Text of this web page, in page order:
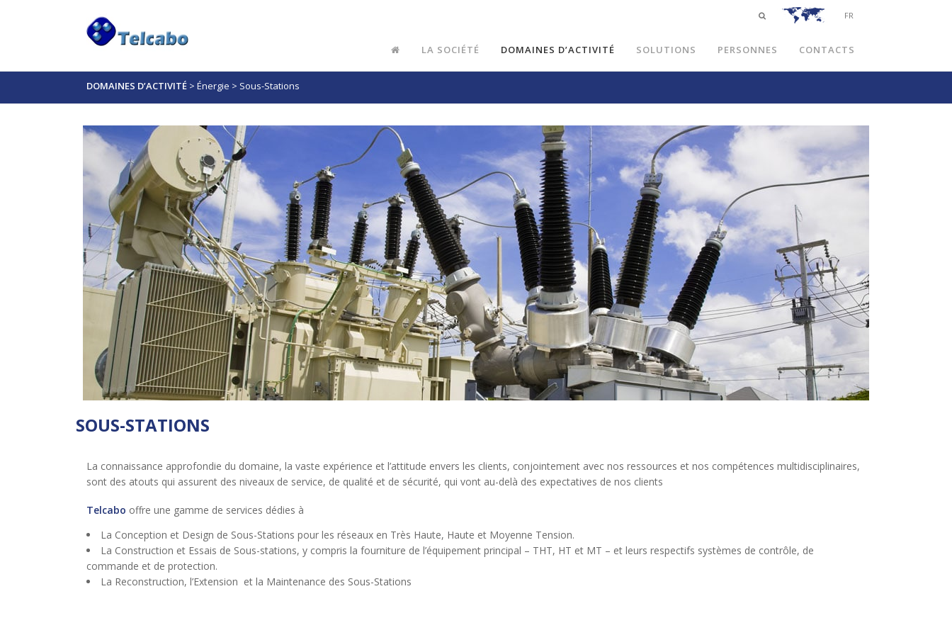
FR
LA SOCIÉTÉ DOMAINES D’ACTIVITÉ SOLUTIONS PERSONNES CONTACTS
DOMAINES D’ACTIVITÉ > Énergie > Sous-Stations
SOUS-STATIONS
La connaissance approfondie du domaine, la vaste expérience et l’attitude envers les clients, conjointement avec nos ressources et nos compétences multidisciplinaires,
sont des atouts qui assurent des niveaux de service, de qualité et de sécurité, qui vont au-delà des expectatives de nos clients
Telcabo offre une gamme de services dédies à
La Conception et Design de Sous-Stations pour les réseaux en Très Haute, Haute et Moyenne Tension.
La Construction et Essais de Sous-stations, y compris la fourniture de l’équipement principal – THT, HT et MT – et leurs respectifs systèmes de contrôle, de
commande et de protection.
La Reconstruction, l’Extension et la Maintenance des Sous-Stations